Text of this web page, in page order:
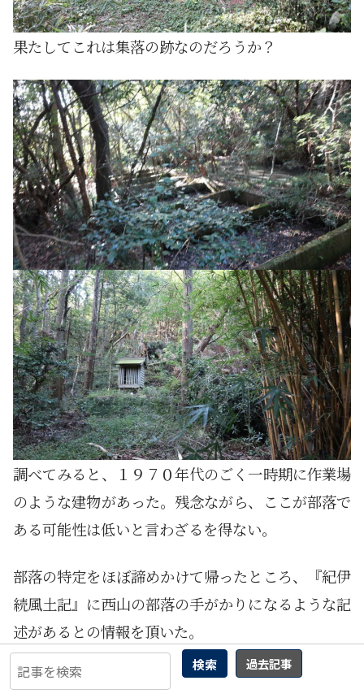
検索 過去記事
果たしてこれは集落の跡なのだろうか？
調べてみると、１９７０年代のごく一時期に作業場
のような建物があった。残念ながら、ここが部落で
ある可能性は低いと言わざるを得ない。
部落の特定をほぼ諦めかけて帰ったところ、『紀伊
続風土記』に西山の部落の手がかりになるような記
述があるとの情報を頂いた。